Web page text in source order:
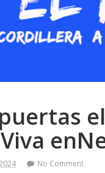
No Comment